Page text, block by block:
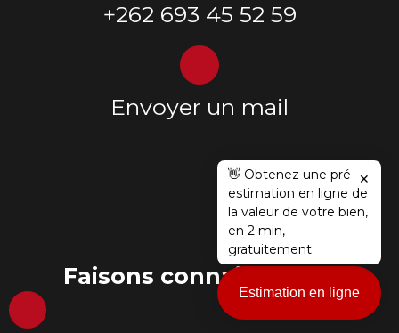
+262 693 45 52 59
Envoyer un mail
Faisons connaissance !
Estimation en ligne
👋 Obtenez une pré-
estimation en ligne de
la valeur de votre bien,
en 2 min,
gratuitement.
✕